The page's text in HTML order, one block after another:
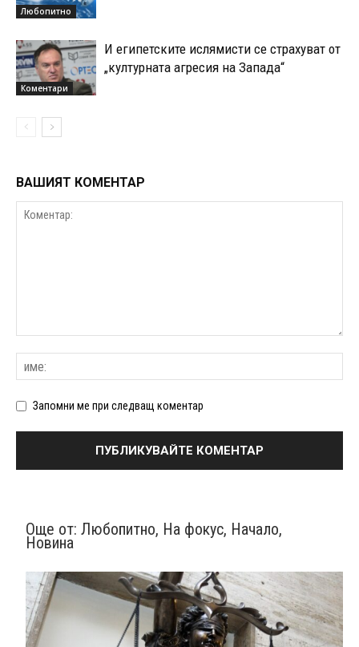
Любопитно
Коментари
И египетските ислямисти се страхуват от
„културната агресия на Запада“
ВАШИЯТ КОМЕНТАР
Запомни ме при следващ коментар
Още от: Любопитно, На фокус, Начало,
Новина